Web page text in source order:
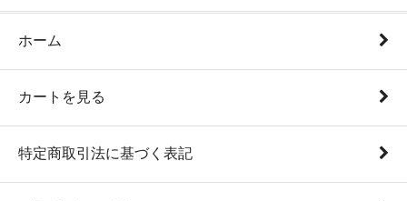
ホーム
カートを見る
特定商取引法に基づく表記